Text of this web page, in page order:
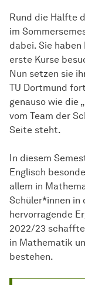
Rund die Hälfte
im
dabei. Sie
erste Kurse
Nun setzen sie
TU Dortmund
genauso wie die
vom Team der
Seite steht.
In diesem
Englisch
allem in
Schüler*innen in
hervorragende
2022/23 schaffte
in Mathematik
bestehen.